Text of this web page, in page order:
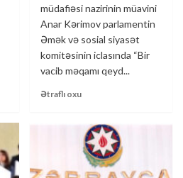
müdafiəsi nazirinin müavini
Anar Kərimov parlamentin
Əmək və sosial siyasət
komitəsinin iclasında “Bir
vacib məqamı qeyd...
Ətraflı oxu